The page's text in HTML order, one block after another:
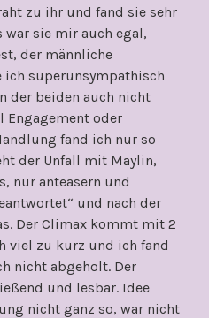
zu ihr und fand sie sehr
sie mir auch egal,
der männliche
ich superunsympathisch
der beiden auch nicht
Engagement oder
fand ich nur so
der Unfall mit Maylin,
nur anteasern und
und nach der
Der Climax kommt mit 2
viel zu kurz und ich fand
nicht abgeholt. Der
und lesbar. Idee
nicht ganz so, war nicht